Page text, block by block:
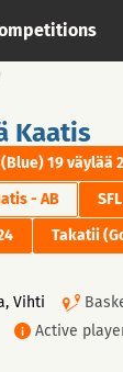
Kaatis
19 väylää
- AB
Takatii
Vihti
Active